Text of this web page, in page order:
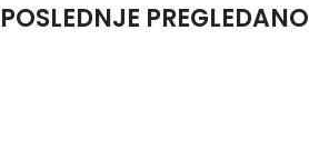
POSLEDNJE PREGLEDANO